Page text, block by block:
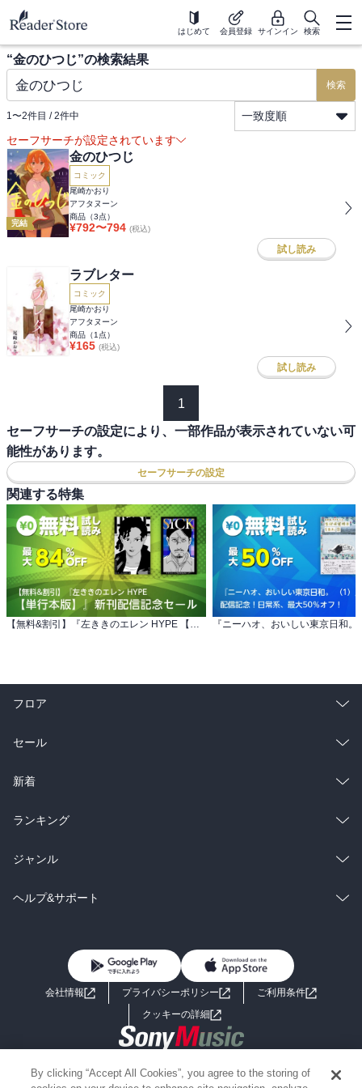
はじめて 会員登録 サインイン 検索
“金のひつじ”の検索結果
検索
1〜2件目 / 2件中
一致度順
セーフサーチが設定されています
完結
金のひつじ
コミック
尾崎かおり
アフタヌーン
商品（3点）
¥792〜794 (税込)
試し読み
ラブレター
コミック
尾崎かおり
アフタヌーン
商品（1 点）
¥165 (税込)
試し読み
1
セーフサーチの設定により、一部作品が表示されていない可
能性があります。
セーフサーチの設定
関連する特集
【無料&割引】『左ききのエレン HYPE 【単行本版】』新刊配信記念セール
フロア
総合
ラノベ
雑誌・グラビア
BL・TL
セール
総合
ラノベ
雑誌・グラビア
BL・TL
新着
総合
ラノベ
雑誌・グラビア
ランキング
総合
ラノベ
ジャンル
コミック
ライトノベル 男子向けラノベ
小説
海外小説
ミステリー SF
ヘルプ&サポート
よくあるご質問 お問い合わせ
会社情報 プライバシーポリシー
ご利用条件
クッキーの詳細
Copyright 2017 - 2026 Sony Music Entertainment(Japan) Inc.
Information on the site is for the Japan domestic market only
By clicking “Accept All Cookies”, you agree to the storing of